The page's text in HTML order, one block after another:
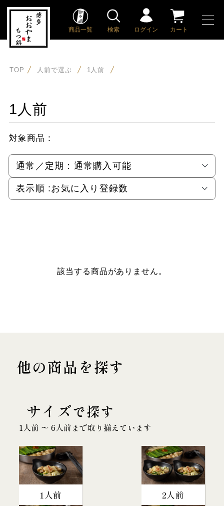
商品一覧 検索 ログイン カート
TOP 人前で選ぶ 1人前
1人前
対象商品：
通常／定期： 通常購入可能
表示順 :お気に入り登録数
該当する商品がありません。
他の商品を探す
サイズで探す
1人前 〜 6人前まで取り揃えています
1人前 2人前